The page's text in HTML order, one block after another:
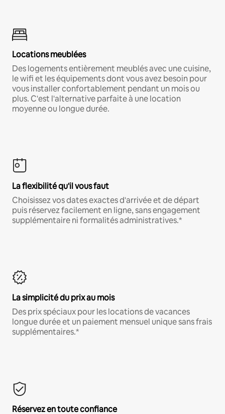
Locations meublées
Des logements entièrement meublés avec une cuisine,
le wifi et les équipements dont vous avez besoin pour
vous installer confortablement pendant un mois ou
plus. C'est l'alternative parfaite à une location
moyenne ou longue durée.
La flexibilité qu'il vous faut
Choisissez vos dates exactes d'arrivée et de départ
puis réservez facilement en ligne, sans engagement
supplémentaire ni formalités administratives.*
La simplicité du prix au mois
Des prix spéciaux pour les locations de vacances
longue durée et un paiement mensuel unique sans frais
supplémentaires.*
Réservez en toute confiance